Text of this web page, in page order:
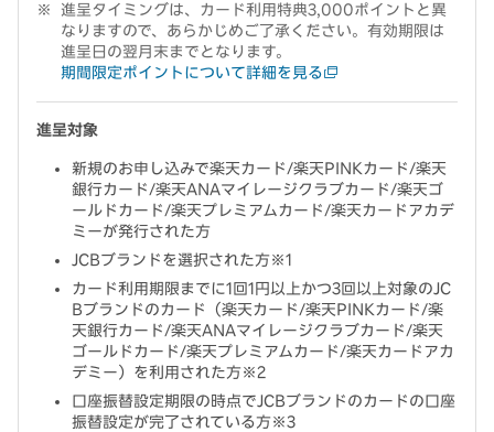
進呈タイミングは、カード利用特典3,000ポイントと異
なりますので、あらかじめご了承ください。有効期限は
進呈日の翌月末までとなります。
期間限定ポイントについて詳細を見る
進呈対象
新規のお申し込みで楽天カード/楽天PINKカード/楽天
銀行カード/楽天ANAマイレージクラブカード/楽天ゴ
ールドカード/楽天プレミアムカード/楽天カードアカデ
ミーが発行された方
JCBブランドを選択された方※1
カード利用期限までに1回1円以上かつ3回以上対象のJC
Bブランドのカード（楽天カード/楽天PINKカード/楽
天銀行カード/楽天ANAマイレージクラブカード/楽天
ゴールドカード/楽天プレミアムカード/楽天カードアカ
デミー）を利用された方※2
口座振替設定期限の時点でJCBブランドのカードの口座
振替設定が完了されている方※3